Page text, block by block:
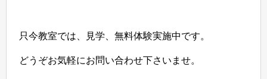
只今教室では、見学、無料体験実施中です。
どうぞお気軽にお問い合わせ下さいませ。